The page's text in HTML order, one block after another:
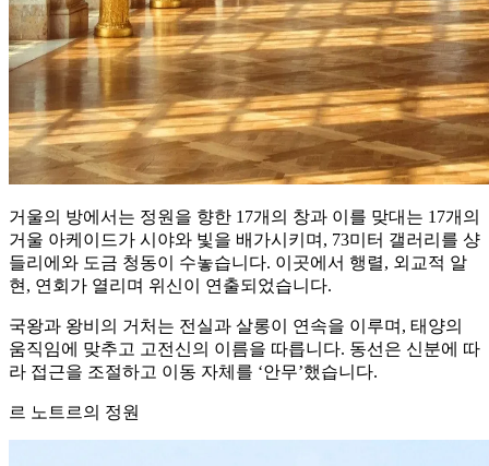
거울의 방에서는 정원을 향한 17개의 창과 이를 맞대는 17개의
거울 아케이드가 시야와 빛을 배가시키며, 73미터 갤러리를 샹
들리에와 도금 청동이 수놓습니다. 이곳에서 행렬, 외교적 알
현, 연회가 열리며 위신이 연출되었습니다.
국왕과 왕비의 거처는 전실과 살롱이 연속을 이루며, 태양의
움직임에 맞추고 고전신의 이름을 따릅니다. 동선은 신분에 따
라 접근을 조절하고 이동 자체를 ‘안무’했습니다.
르 노트르의 정원